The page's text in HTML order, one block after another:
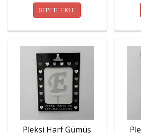
SEPETE EKLE
Pleksi Harf Gümüş